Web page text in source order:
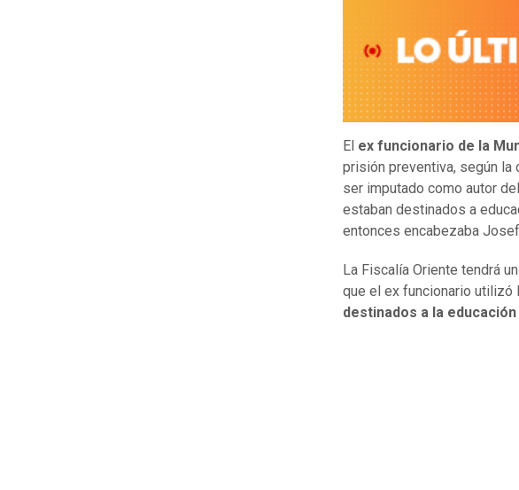
El ex funcionario de la
prisión preventiva, según la
ser imputado como autor
estaban destinados a
entonces encabezaba
La Fiscalía Oriente tendrá
que el ex funcionario utilizó
destinados a la